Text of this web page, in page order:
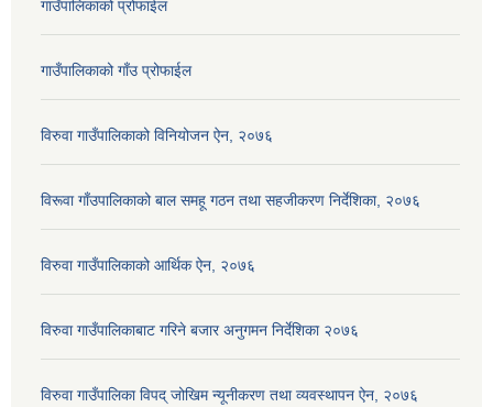
गाउँपालिकाको प्रोफाईल
गाउँपालिकाको गाँउ प्रोफाईल
विरुवा गाउँपालिकाको विनियोजन ऐन, २०७६
विरूवा गाँउपालिकाको बाल समहू गठन तथा सहजीकरण निर्देशिका, २०७६
विरुवा गाउँपालिकाको आर्थिक ऐन, २०७६
विरुवा गाउँपालिकाबाट गरिने बजार अनुगमन निर्देशिका २०७६
विरुवा गाउँपालिका विपद् जोखिम न्यूनीकरण तथा व्यवस्थापन ऐन, २०७६